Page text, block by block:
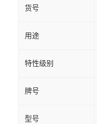
货号
用途
特性级别
牌号
型号